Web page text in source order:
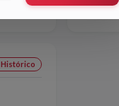
Histórico